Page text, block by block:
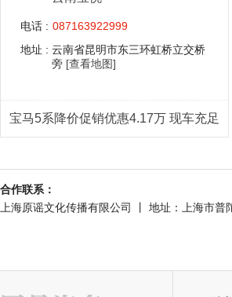
电话 : 087163922999
地址 : 云南省昆明市东三环虹桥立交桥
旁 [查看地图]
宝马5系降价促销优惠4.17万 现车充足
合作联系：
上海原谣文化传播有限公司 丨 地址：上海市